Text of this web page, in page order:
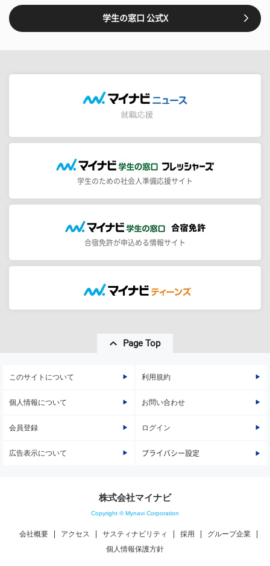
学生の窓口 公式X
学生のための社会人準備応援サイト
合宿免許が申込める情報サイト
Page Top
このサイトについて 利用規約
個人情報について お問い合わせ
会員登録 ログイン
広告表示について プライバシー設定
株式会社マイナビ
Copyright © Mynavi Corporation
会社概要 アクセス サスティナビリティ 採用
グループ企業
個人情報保護方針